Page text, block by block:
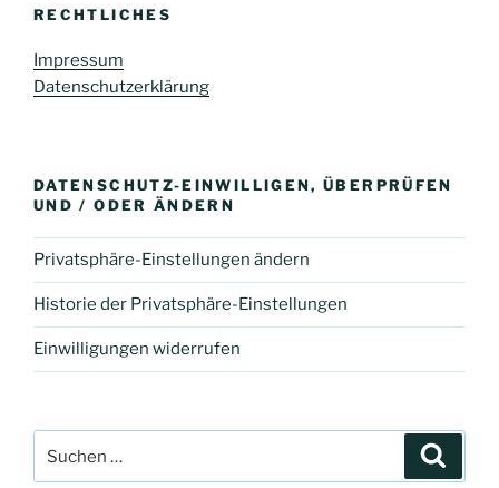
RECHTLICHES
Impressum
Datenschutzerklärung
DATENSCHUTZ-EINWILLIGEN, ÜBERPRÜFEN
UND / ODER ÄNDERN
Privatsphäre-Einstellungen ändern
Historie der Privatsphäre-Einstellungen
Einwilligungen widerrufen
nach: